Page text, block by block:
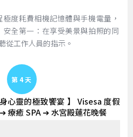
度耗費相機記憶體與手機電量，
全第一：在享受美景與拍照的同
從工作人員的指示。
Day 4
心靈的極致饗宴 】 Visesa 度假
療癒 SPA ➔ 水宮殿蓮花晚餐